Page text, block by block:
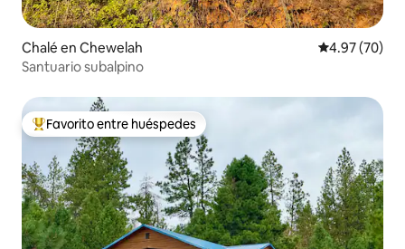
Chalé en Chewelah Calificación
4.97 (70)
Santuario subalpino
Favorito entre huéspedes preferido
Favorito entre huéspedes